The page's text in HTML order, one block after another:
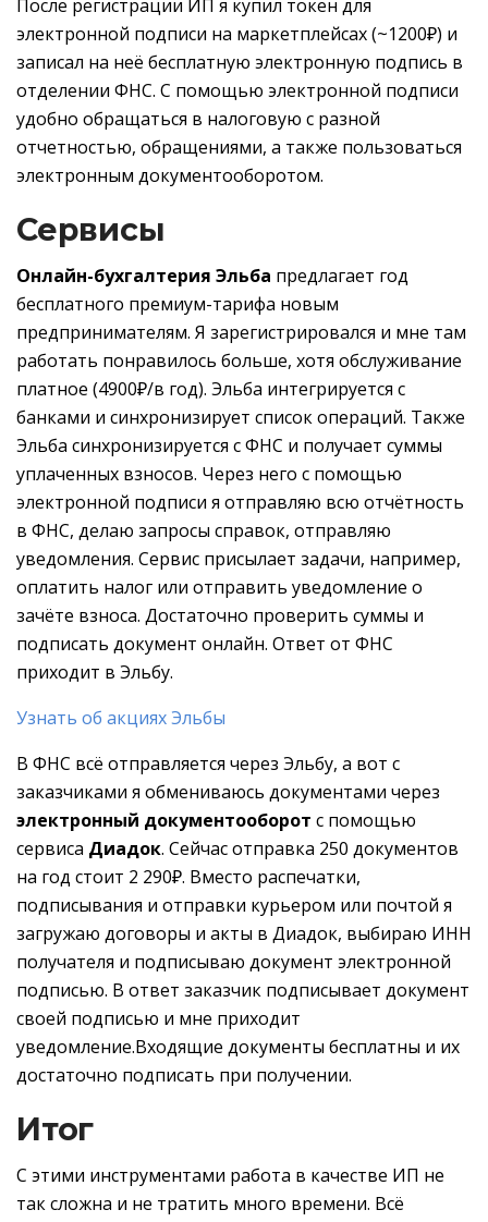
После регистрации ИП я купил токен для
электронной подписи на маркетплейсах (~1200₽) и
записал на неё бесплатную электронную подпись в
отделении ФНС. С помощью электронной подписи
удобно обращаться в налоговую с разной
отчетностью, обращениями, а также пользоваться
электронным документооборотом.
Сервисы
Онлайн-бухгалтерия Эльба предлагает год
бесплатного премиум-тарифа новым
предпринимателям. Я зарегистрировался и мне там
работать понравилось больше, хотя обслуживание
платное (4900₽/в год). Эльба интегрируется с
банками и синхронизирует список операций. Также
Эльба синхронизируется с ФНС и получает суммы
уплаченных взносов. Через него с помощью
электронной подписи я отправляю всю отчётность
в ФНС, делаю запросы справок, отправляю
уведомления. Сервис присылает задачи, например,
оплатить налог или отправить уведомление о
зачёте взноса. Достаточно проверить суммы и
подписать документ онлайн. Ответ от ФНС
приходит в Эльбу.
Узнать об акциях Эльбы
В ФНС всё отправляется через Эльбу, а вот с
заказчиками я обмениваюсь документами через
электронный документооборот с помощью
сервиса Диадок. Сейчас отправка 250 документов
на год стоит 2 290₽. Вместо распечатки,
подписывания и отправки курьером или почтой я
загружаю договоры и акты в Диадок, выбираю ИНН
получателя и подписываю документ электронной
подписью. В ответ заказчик подписывает документ
своей подписью и мне приходит
уведомление.Входящие документы бесплатны и их
достаточно подписать при получении.
Итог
С этими инструментами работа в качестве ИП не
так сложна и не тратить много времени. Всё